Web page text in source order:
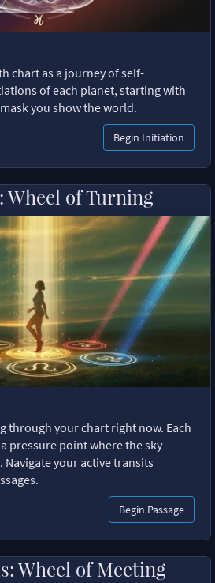
chart as a journey of self-
of each planet, starting with
you show the world.
Begin Initiation
Wheel of Turning
through your chart right now. Each
pressure point where the sky
your active transits
Begin Passage
Wheel of Meeting